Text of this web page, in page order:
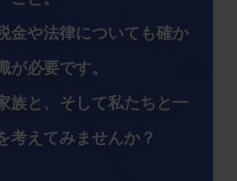
金や法律についても確か
が必要です。
族と、そして私たちと一
考えてみませんか？